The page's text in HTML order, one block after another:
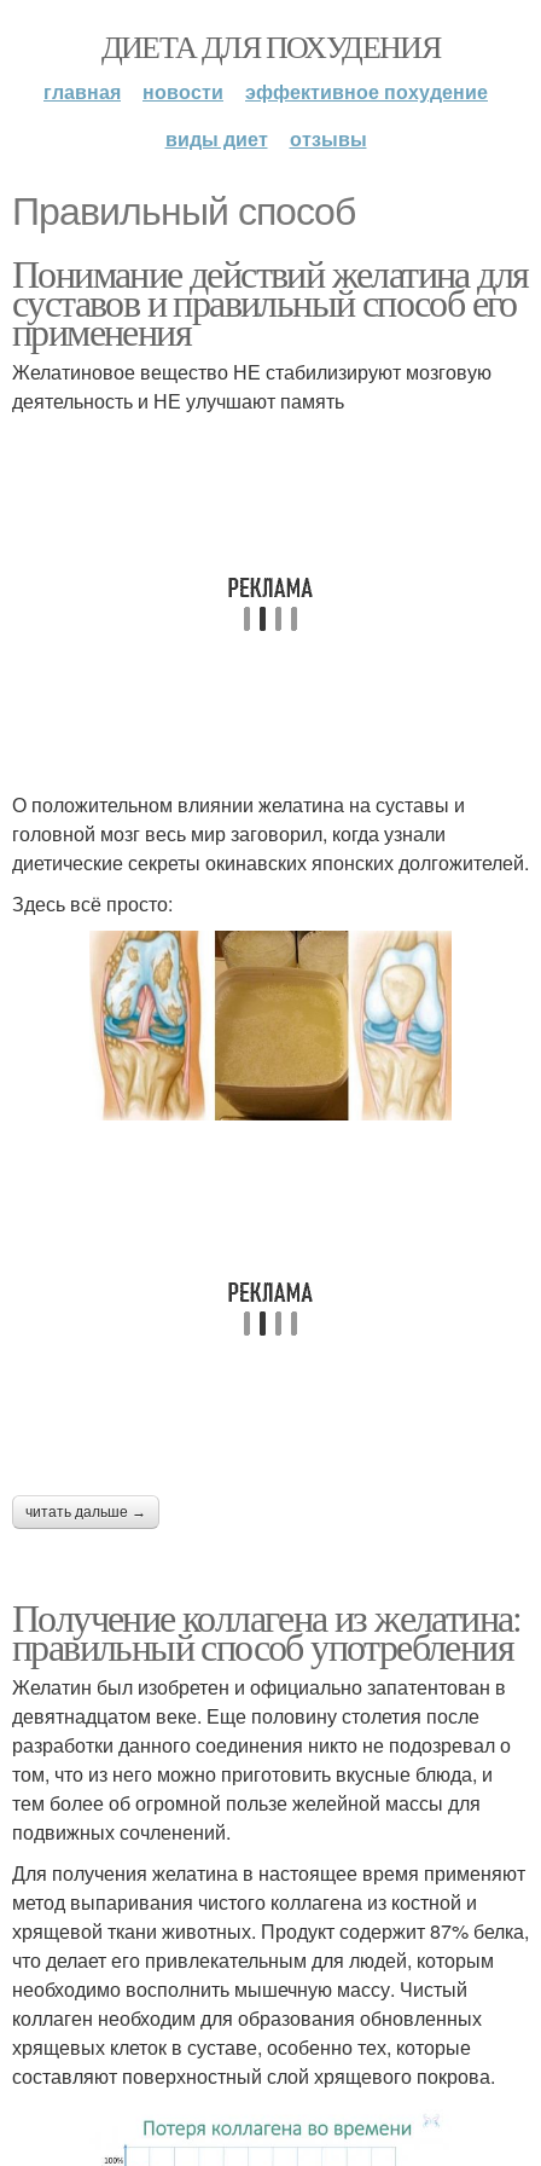
ДИЕТА ДЛЯ ПОХУДЕНИЯ
главная новости
эффективное похудение
виды диет
отзывы
Правильный способ
Понимание действий желатина для
суставов и правильный способ его
применения
Желатиновое вещество НЕ стабилизируют мозговую
деятельность и НЕ улучшают память
О положительном влиянии желатина на суставы и
головной мозг весь мир заговорил, когда узнали
диетические секреты окинавских японских долгожителей.
Здесь всё просто:
читать дальше →
Получение коллагена из желатина:
правильный способ употребления
Желатин был изобретен и официально запатентован в
девятнадцатом веке. Еще половину столетия после
разработки данного соединения никто не подозревал о
том, что из него можно приготовить вкусные блюда, и
тем более об огромной пользе желейной массы для
подвижных сочленений.
Для получения желатина в настоящее время применяют
метод выпаривания чистого коллагена из костной и
хрящевой ткани животных. Продукт содержит 87% белка,
что делает его привлекательным для людей, которым
необходимо восполнить мышечную массу. Чистый
коллаген необходим для образования обновленных
хрящевых клеток в суставе, особенно тех, которые
составляют поверхностный слой хрящевого покрова.